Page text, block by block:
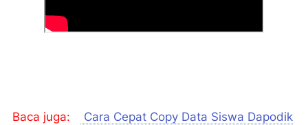
Baca juga:
Cara Cepat Copy Data Siswa Dapodik